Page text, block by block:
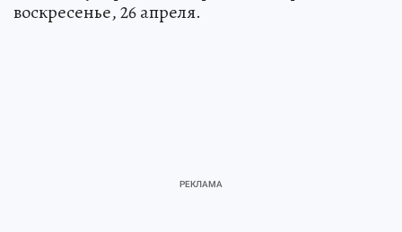
воскресенье, 26 апреля.